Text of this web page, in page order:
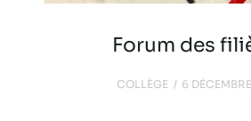
Forum des
COLLÈGE 6